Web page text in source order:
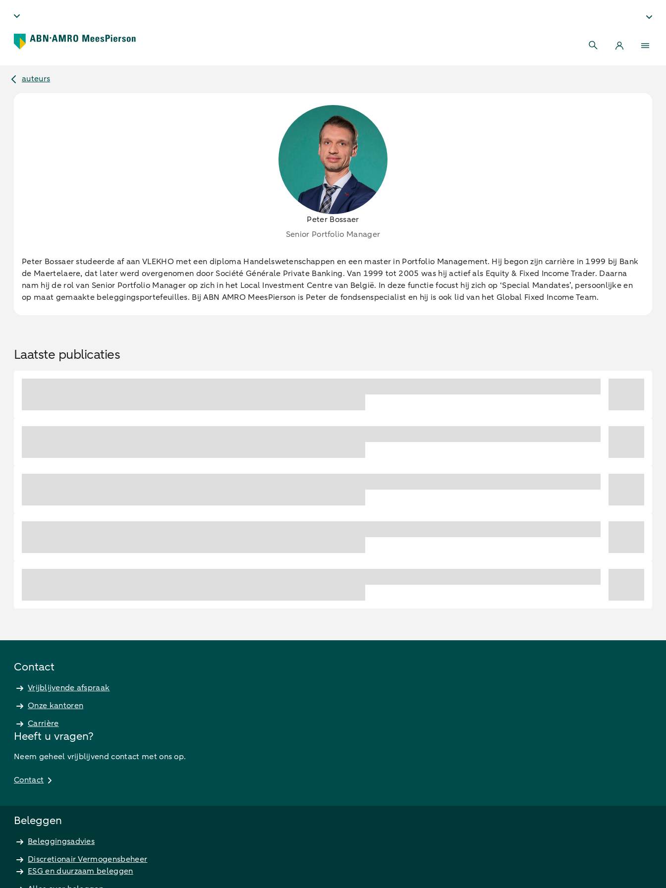
auteurs
Peter Bossaer
Senior Portfolio Manager
Peter Bossaer studeerde af aan VLEKHO met een diploma Handelswetenschappen en een master in Portfolio Management. Hij begon zijn carrière in 1999 bij Bank
de Maertelaere, dat later werd overgenomen door Société Générale Private Banking. Van 1999 tot 2005 was hij actief als Equity & Fixed Income Trader. Daarna
nam hij de rol van Senior Portfolio Manager op zich in het Local Investment Centre van België. In deze functie focust hij zich op ‘Special Mandates’, persoonlijke en
op maat gemaakte beleggingsportefeuilles. Bij ABN AMRO MeesPierson is Peter de fondsenspecialist en hij is ook lid van het Global Fixed Income Team.
Laatste publicaties
Contact
Vrijblijvende afspraak
Onze kantoren
Carrière
Heeft u vragen?
Neem geheel vrijblijvend contact met ons op.
Contact
Beleggen
Beleggingsadvies
Discretionair Vermogensbeheer
ESG en duurzaam beleggen